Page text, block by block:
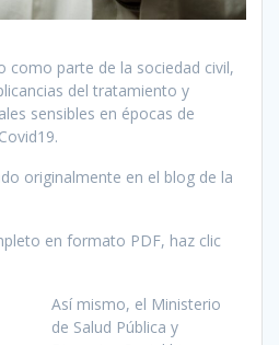
como parte de la sociedad civil,
del tratamiento y
sensibles en épocas de
originalmente en el blog de la
en formato PDF, haz clic
Así mismo, el Ministerio
de Salud Pública y